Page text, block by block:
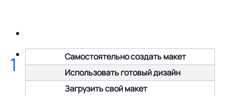
Самостоятельно создать макет
Использовать готовый дизайн
Загрузить свой макет
1